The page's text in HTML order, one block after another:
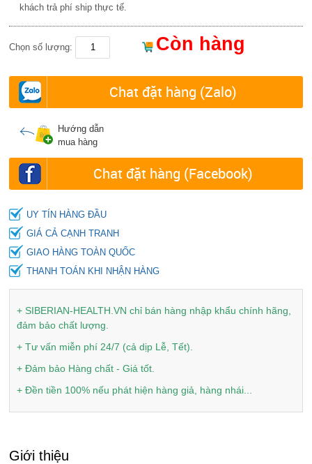
khách trả phí ship thực tế.
Chọn số lượng: Còn hàng
Chat đặt hàng (Zalo)
Hướng dẫn
mua hàng
Chat đặt hàng (Facebook)
UY TÍN HÀNG ĐẦU
GIÁ CẢ CẠNH TRANH
GIAO HÀNG TOÀN QUỐC
THANH TOÁN KHI NHẬN HÀNG
+ SIBERIAN-HEALTH.VN chỉ bán hàng nhập khẩu chính hãng,
đảm bảo chất lượng.
+ Tư vấn miễn phí 24/7 (cả dịp Lễ, Tết).
+ Đảm bảo Hàng chất - Giá tốt.
+ Đền tiền 100% nếu phát hiện hàng giả, hàng nhái...
Giới thiệu